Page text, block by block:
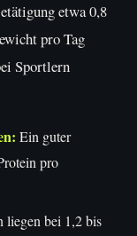
etwa 0,8
pro Tag
Sportlern
Ein guter
pro
liegen bei 1,2 bis